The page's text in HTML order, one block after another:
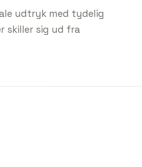
udtryk med tydelig
skiller sig ud fra